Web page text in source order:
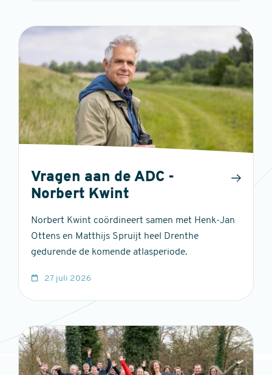
Vragen aan de ADC -
Norbert Kwint
Norbert Kwint coördineert samen met Henk-Jan
Ottens en Matthijs Spruijt heel Drenthe
gedurende de komende atlasperiode.
27 juli 2026